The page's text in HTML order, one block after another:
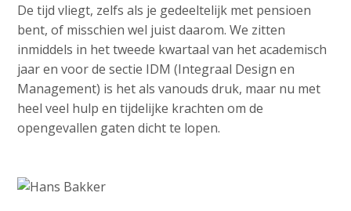
a
v
i
g
a
t
i
n
J
e
i
De tijd vliegt, zelfs als je gedeeltelijk met pensioen
bent, of misschien wel juist daarom. We zitten
inmiddels in het tweede kwartaal van het academisch
jaar en voor de sectie IDM (Integraal Design en
Management) is het als vanouds druk, maar nu met
heel veel hulp en tijdelijke krachten om de
opengevallen gaten dicht te lopen.
Contact
Search